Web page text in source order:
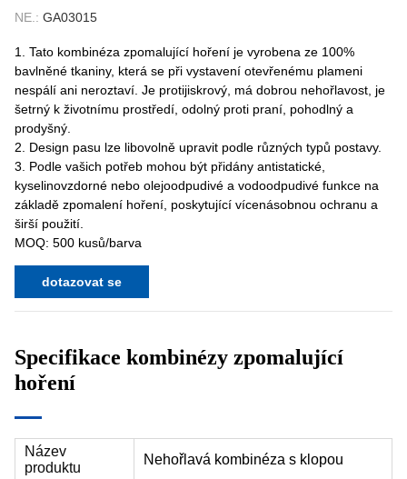
NE.: GA03015
1. Tato kombinéza zpomalující hoření je vyrobena ze 100%
bavlněné tkaniny, která se při vystavení otevřenému plameni
nespálí ani neroztaví. Je protijiskrový, má dobrou nehořlavost, je
šetrný k životnímu prostředí, odolný proti praní, pohodlný a
prodyšný.
2. Design pasu lze libovolně upravit podle různých typů postavy.
3. Podle vašich potřeb mohou být přidány antistatické,
kyselinovzdorné nebo olejoodpudivé a vodoodpudivé funkce na
základě zpomalení hoření, poskytující vícenásobnou ochranu a
širší použití.
MOQ: 500 kusů/barva
dotazovat se
Specifikace kombinézy zpomalující
hoření
Název
produktu
Nehořlavá kombinéza s klopou